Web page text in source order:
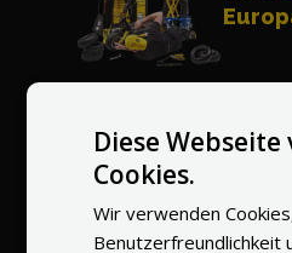
Diese
Cookies.
Wir verwenden
Benutzerfreundlichkeit